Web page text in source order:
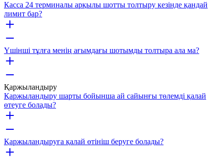
Касса 24 терминалы арқылы шотты толтыру кезінде қандай
лимит бар?
Үшінші тұлға менің ағымдағы шотымды толтыра ала ма?
Қаржыландыру
Қаржыландыру шарты бойынша ай сайынғы төлемді қалай
өтеуге болады?
Қаржыландыруға қалай өтініш беруге болады?